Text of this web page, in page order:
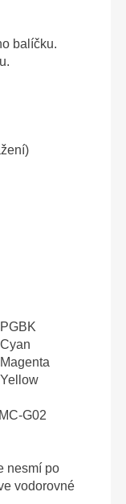
balíčku.
G02
nesmí po
vodorovné